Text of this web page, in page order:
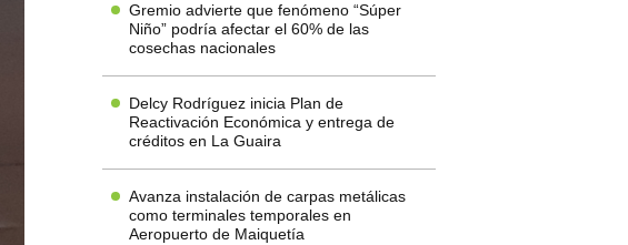
Gremio advierte que fenómeno “Súper
Niño” podría afectar el 60% de las
cosechas nacionales
Delcy Rodríguez inicia Plan de
Reactivación Económica y entrega de
créditos en La Guaira
Avanza instalación de carpas metálicas
como terminales temporales en
Aeropuerto de Maiquetía